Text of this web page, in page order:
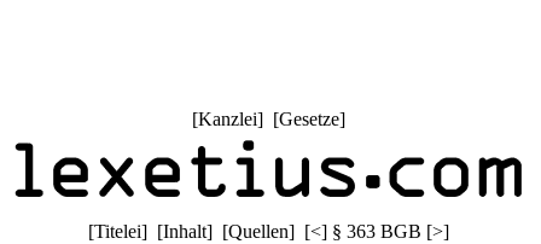
[Kanzlei] [Gesetze]
[Titelei] [Inhalt] [Quellen] [<] § 363 BGB [>]